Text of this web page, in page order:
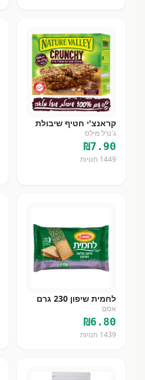
קראנצ'י חטיף שיבולת
ג'נרל מילס
₪7.90
1449 חנויות
לחמית שיפון 230 גרם
אסם
₪6.80
1439 חנויות